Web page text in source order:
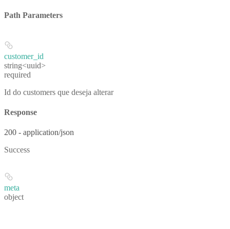
Path Parameters
customer_id
string<uuid>
required
Id do customers que deseja alterar
Response
200 - application/json
Success
meta
object